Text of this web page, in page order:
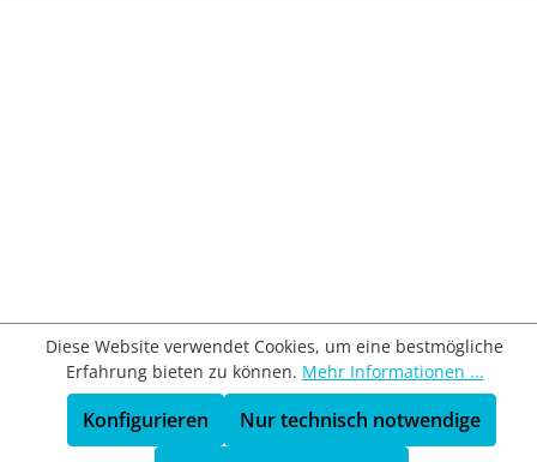
Diese Website verwendet Cookies, um eine bestmögliche
Erfahrung bieten zu können. Mehr Informationen ...
Nur technisch notwendige
Konfigurieren